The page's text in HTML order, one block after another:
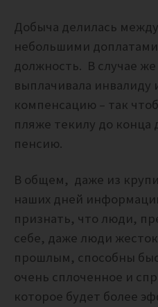
Добыча делилась
небольшими
должность. В случае
выплачивала
компенсацию – так
пляже текилу до конца
пенсию.
В общем, даже из
наших дней
признать, что люди,
себе, даже люди
прошлым, способны
очень сплоченное и
которое будет более